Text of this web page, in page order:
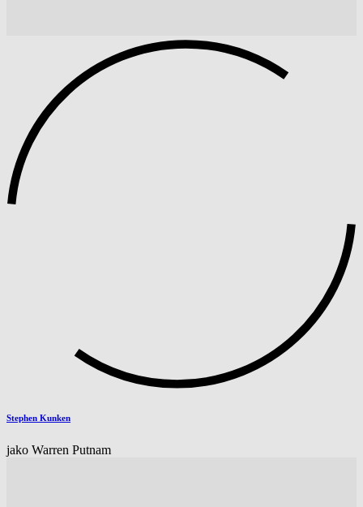
Stephen Kunken
jako Warren Putnam